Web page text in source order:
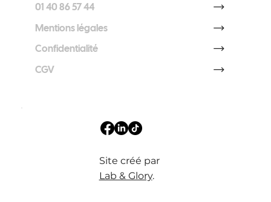
Site créé par
Lab & Glory.
01 40 86 57 44
Mentions légales
Confidentialité
CGV